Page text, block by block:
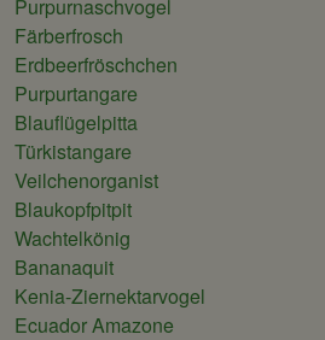
Purpurnaschvogel
Färberfrosch
Erdbeerfröschchen
Purpurtangare
Blauflügelpitta
Türkistangare
Veilchenorganist
Blaukopfpitpit
Wachtelkönig
Bananaquit
Kenia-Ziernektarvogel
Ecuador Amazone